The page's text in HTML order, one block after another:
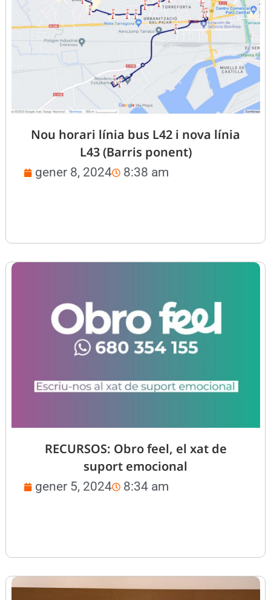
Nou horari línia bus L42 i nova línia
L43 (Barris ponent)
gener 8, 2024 8:38 am
RECURSOS: Obro feel, el xat de
suport emocional
gener 5, 2024 8:34 am